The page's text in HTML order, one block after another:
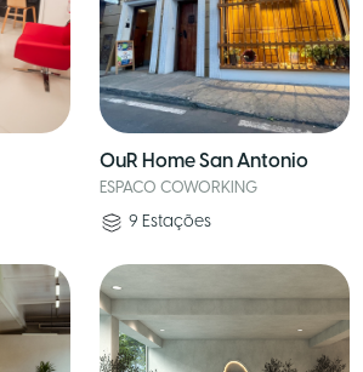
OuR Home San Antonio
ESPACO COWORKING
9 Estações